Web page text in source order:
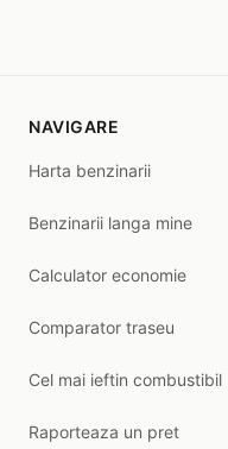
NAVIGARE
Harta benzinarii
Benzinarii langa mine
Calculator economie
Comparator traseu
Cel mai ieftin combustibil
Raporteaza un pret